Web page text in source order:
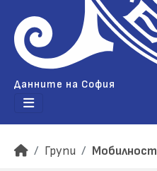
Данните на София
Групи Мобилност